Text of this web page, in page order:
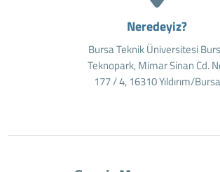
Neredeyiz?
Bursa Teknik Üniversitesi
Teknopark, Mimar Sinan Cd.
177 / 4, 16310 Yıldırım/Bursa